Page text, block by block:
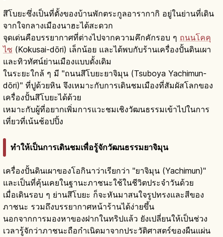
สึโบยะซึ่งเป็นที่ตั้งของบ้านพักตระกูลอารากากิ อยู่ในย่านที่เดิน
จากใจกลางเมืองนาฮะได้สะดวก
จุดเด่นคือบรรยากาศที่ต่างไปจากความคึกคักรอบ ๆ ถนนโคคุ
ไซ (Kokusai-dōri) เล็กน้อย และได้พบกับร้านเครื่องปั้นดินเผา
และทิวทัศน์ย่านเมืองแบบดั้งเดิม
ในระยะใกล้ ๆ มี "ถนนสึโบยะยาจิมุน (Tsuboya Yachimun-
dōri)" ที่ปูด้วยหิน จึงเหมาะกับการเดินชมเมืองที่สัมผัสโลกของ
เครื่องปั้นสึโบยะได้ด้วย
เหมาะกับผู้ที่อยากเพิ่มการแวะชมเชิงวัฒนธรรมเข้าไปในการ
เที่ยวที่เน้นช้อปปิ้ง
ทำให้เป็นการเดินชมเพื่อรู้จักวัฒนธรรมยาจิมุน
เครื่องปั้นดินเผาของโอกินาว่าเรียกว่า "ยาจิมุน (Yachimun)"
และเป็นที่คุ้นเคยในฐานะภาชนะใช้ในชีวิตประจำวันด้วย
เมื่อเดินรอบ ๆ ย่านสึโบยะ ก็จะหันมาสนใจรูปทรงและสีของ
ภาชนะ รวมถึงบรรยากาศหน้าร้านได้ง่ายขึ้น
นอกจากการมองหาของฝากในทริปแล้ว ยังเปลี่ยนให้เป็นช่วง
เวลารู้จักว่าภาชนะถือกำเนิดมาจากประวัติศาสตร์ของผืนแผ่น